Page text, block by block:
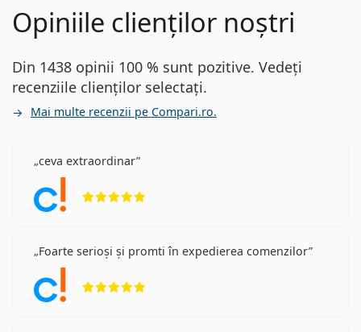
Opiniile clienților noștri
Din 1438 opinii 100 % sunt pozitive. Vedeți
recenziile clienților selectați.
Mai multe recenzii pe Compari.ro.
ceva extraordinar
Foarte serioși și promti în expedierea comenzilor